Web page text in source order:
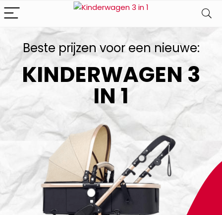
Beste prijzen voor een nieuwe:
KINDERWAGEN 3
IN 1